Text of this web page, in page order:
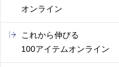
オンライン
これから伸びる
100アイテムオンライン